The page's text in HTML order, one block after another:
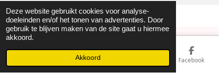
Deze website gebruikt cookies voor analyse-
doeleinden en/of het tonen van advertenties. Door
gebruik te blijven maken van de site gaat u hiermee
akkoord.
Akkoord
© 2023 Sailing / Hollands Glorie
Telefoonnummer Facebook